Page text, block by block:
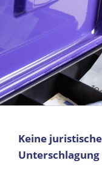
Keine
Unterschlagung